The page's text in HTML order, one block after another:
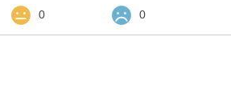
0 0